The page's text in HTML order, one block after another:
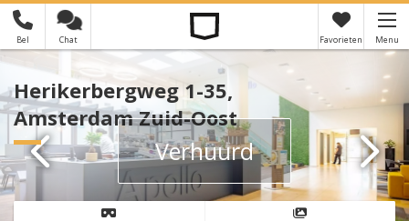
Bel Chat Favorieten Menu
Je hebt nog geen favorieten ×
Verhuurd
Herikerbergweg 1-35,
Amsterdam Zuid-Oost